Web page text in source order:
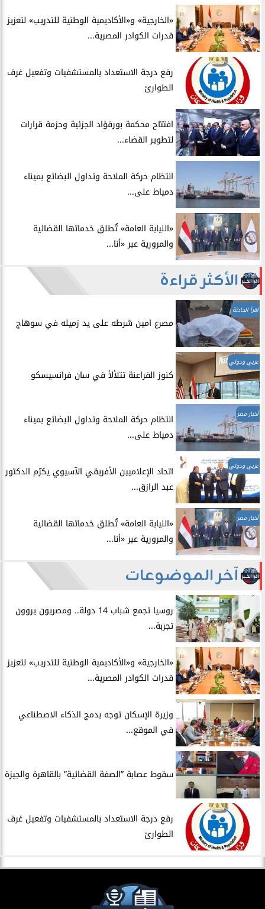
​«الخارجية» و«الأكاديمية الوطنية للتدريب» لتعزيز
قدرات الكوادر المصرية...
​رفع درجة الاستعداد بالمستشفيات وتفعيل غرف
الطوارئ
افتتاح محكمة بورفؤاد الجزئية وحزمة قرارات
لتطوير القضاء...
انتظام حركة الملاحة وتداول البضائع بميناء
دمياط على...
​«النيابة العامة» تُطلق خدماتها القضائية
والمرورية عبر «أنا...
الأكثر قراءة
اقرأ الحادثة
مصرع امين شرطه على يد زميله في سوهاج
عربي ودولي
​كنوز الفراعنة تتلألأ في سان فرانسيسكو
أخبار مصر
انتظام حركة الملاحة وتداول البضائع بميناء
دمياط على...
عربي ودولي
اتحاد الإعلاميين الأفريقي الآسيوي يكرّم الدكتور
عبد الرازق...
أخبار مصر
​«النيابة العامة» تُطلق خدماتها القضائية
والمرورية عبر «أنا...
آخر الموضوعات
روسيا تجمع شباب 14 دولة.. ومصريون يروون
تجربة...
​«الخارجية» و«الأكاديمية الوطنية للتدريب» لتعزيز
قدرات الكوادر المصرية...
​وزيرة الإسكان توجه بدمج الذكاء الاصطناعي
في الموقع...
سقوط عصابة ”الصفة القضائية” بالقاهرة والجيزة
​رفع درجة الاستعداد بالمستشفيات وتفعيل غرف
الطوارئ